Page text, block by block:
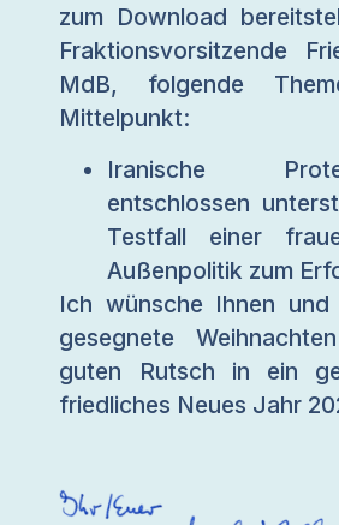
zum Download
Fraktionsvorsitzende
MdB, folgende
Mittelpunkt:
Iranische
entschlossen
Testfall einer
Außenpolitik zum
Ich wünsche Ihnen und
gesegnete
guten Rutsch in ein
friedliches Neues Jahr